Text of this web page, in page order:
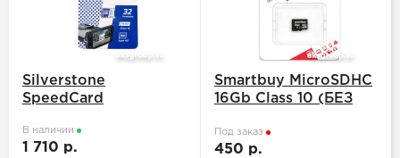
Silverstone
SpeedCard
В наличии
1 710 р.
Smartbuy MicroSDHC
16Gb Class 10 (БЕЗ
Под заказ
450 р.